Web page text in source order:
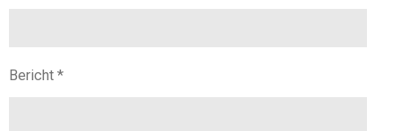
Bericht *